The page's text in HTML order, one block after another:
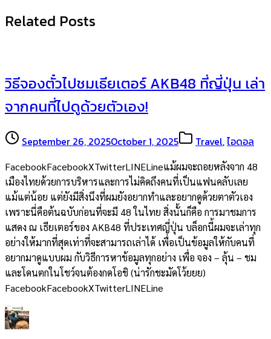
Related Posts
วิธีจองตั๋วไปชมเธียเตอร์ AKB48 ที่ญี่ปุ่น เล่า
จากคนที่ไปดูด้วยตัวเอง!
September 26, 2025October 1, 2025 Travel,ไอดอล
FacebookFacebookXTwitterLINELineแม้ผมจะถอยหลังจาก 48
เมืองไทยด้วยการบริหารและการไม่คิดถึงคนที่เป็นแฟนคลับเลย
แม้แต่น้อย แต่ยังมีสิ่งนึงที่ผมยังอยากทำและอยากดูด้วยตาตัวเอง
เพราะนี่คือต้นฉบับก่อนที่จะมี 48 ในไทย สิ่งนั้นก็คือ การมาชมการ
แสดง ณ เธียเตอร์ของ AKB48 ที่ประเทศญี่ปุ่น บล็อกนี้ผมจะเล่าทุก
อย่างให้มากที่สุดเท่าที่จะสามารถเล่าได้ เพื่อเป็นข้อมูลให้กับคนที่
อยากมาดูแบบผม กับวิธีการหาข้อมูลทุกอย่าง เพื่อ จอง – ลุ้น – ชม
และโดนตกในโชว์จนต้องกดโอชิ (น่ารักชะมัดโว้ยยย)
FacebookFacebookXTwitterLINELine